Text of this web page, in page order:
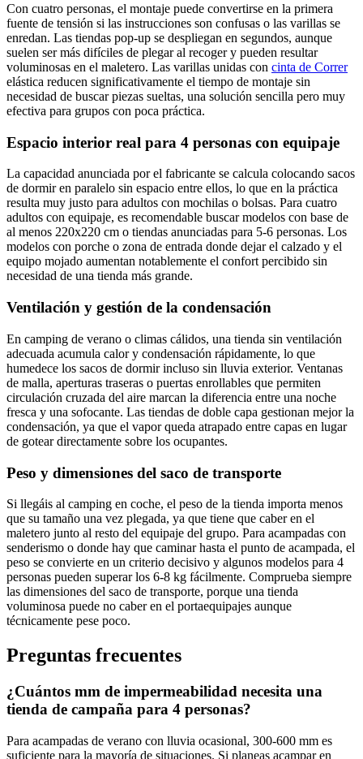
Con cuatro personas, el montaje puede convertirse en la primera
fuente de tensión si las instrucciones son confusas o las varillas se
enredan. Las tiendas pop-up se despliegan en segundos, aunque
suelen ser más difíciles de plegar al recoger y pueden resultar
voluminosas en el maletero. Las varillas unidas con cinta de Correr
elástica reducen significativamente el tiempo de montaje sin
necesidad de buscar piezas sueltas, una solución sencilla pero muy
efectiva para grupos con poca práctica.
Espacio interior real para 4 personas con equipaje
La capacidad anunciada por el fabricante se calcula colocando sacos
de dormir en paralelo sin espacio entre ellos, lo que en la práctica
resulta muy justo para adultos con mochilas o bolsas. Para cuatro
adultos con equipaje, es recomendable buscar modelos con base de
al menos 220x220 cm o tiendas anunciadas para 5-6 personas. Los
modelos con porche o zona de entrada donde dejar el calzado y el
equipo mojado aumentan notablemente el confort percibido sin
necesidad de una tienda más grande.
Ventilación y gestión de la condensación
En camping de verano o climas cálidos, una tienda sin ventilación
adecuada acumula calor y condensación rápidamente, lo que
humedece los sacos de dormir incluso sin lluvia exterior. Ventanas
de malla, aperturas traseras o puertas enrollables que permiten
circulación cruzada del aire marcan la diferencia entre una noche
fresca y una sofocante. Las tiendas de doble capa gestionan mejor la
condensación, ya que el vapor queda atrapado entre capas en lugar
de gotear directamente sobre los ocupantes.
Peso y dimensiones del saco de transporte
Si llegáis al camping en coche, el peso de la tienda importa menos
que su tamaño una vez plegada, ya que tiene que caber en el
maletero junto al resto del equipaje del grupo. Para acampadas con
senderismo o donde hay que caminar hasta el punto de acampada, el
peso se convierte en un criterio decisivo y algunos modelos para 4
personas pueden superar los 6-8 kg fácilmente. Comprueba siempre
las dimensiones del saco de transporte, porque una tienda
voluminosa puede no caber en el portaequipajes aunque
técnicamente pese poco.
Preguntas frecuentes
¿Cuántos mm de impermeabilidad necesita una
tienda de campaña para 4 personas?
Para acampadas de verano con lluvia ocasional, 300-600 mm es
suficiente para la mayoría de situaciones. Si planeas acampar en